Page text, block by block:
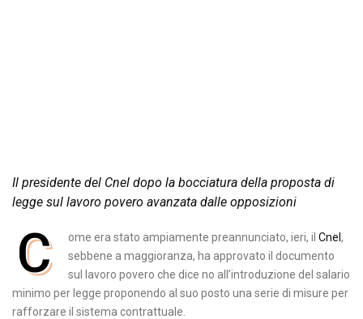
Il presidente del Cnel dopo la bocciatura della proposta di
legge sul lavoro povero avanzata dalle opposizioni
C ome era stato ampiamente preannunciato, ieri, il Cnel ,
sebbene a maggioranza, ha approvato il documento
sul lavoro povero che dice no all’introduzione del salario
minimo per legge proponendo al suo posto una serie di misure per
rafforzare il sistema contrattuale.